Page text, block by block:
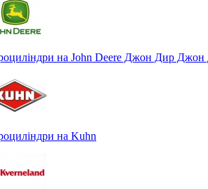
на John Deere Джон Дир Джон
на Kuhn